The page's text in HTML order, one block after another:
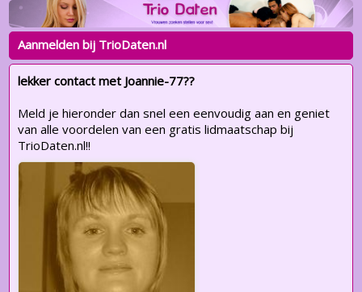
Aanmelden bij TrioDaten.nl
lekker contact met Joannie-77??
Meld je hieronder dan snel een eenvoudig aan en geniet
van alle voordelen van een gratis lidmaatschap bij
TrioDaten.nl!!